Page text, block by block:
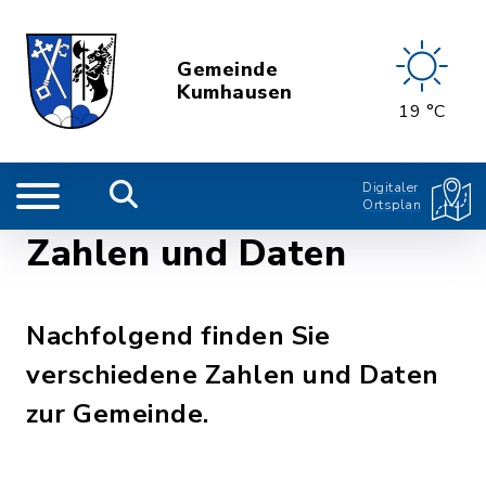
Gemeinde
Kumhausen
19 °C
Digitaler
Ortsplan
Zahlen und Daten
Nachfolgend finden Sie
verschiedene Zahlen und Daten
zur Gemeinde.